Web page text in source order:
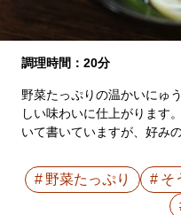
調理時間：20分
野菜たっぷりの温かいにゅ
しい味わいに仕上がります
いて書いていますが、好み
野菜たっぷり そ